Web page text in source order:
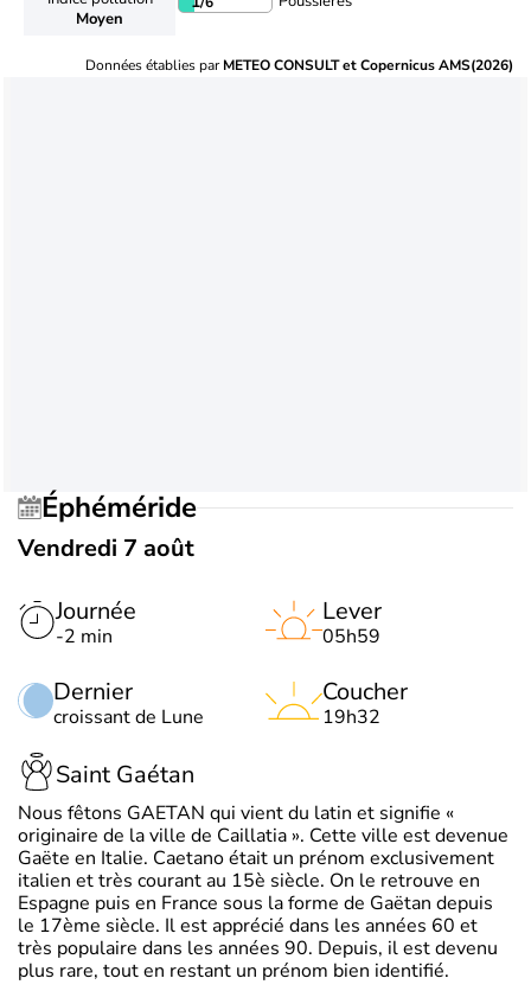
Moyen
Données établies parMETEO CONSULT et Copernicus AMS(2026)
Éphéméride
Vendredi 7 août
Journée
-2 min
Dernier
croissant de Lune
Lever
05h59
Coucher
19h32
Saint Gaétan
Nous fêtons GAETAN qui vient du latin et signifie «
originaire de la ville de Caillatia ». Cette ville est devenue
Gaëte en Italie. Caetano était un prénom exclusivement
italien et très courant au 15è siècle. On le retrouve en
Espagne puis en France sous la forme de Gaëtan depuis
le 17ème siècle. Il est apprécié dans les années 60 et
très populaire dans les années 90. Depuis, il est devenu
plus rare, tout en restant un prénom bien identifié.